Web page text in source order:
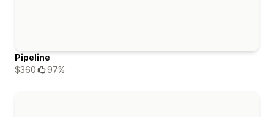
Pipeline
$360
97%